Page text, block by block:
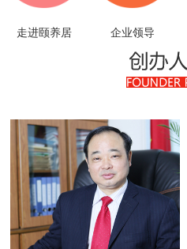
走进颐养居 企业领导
领导关怀
收费标准
联系我们